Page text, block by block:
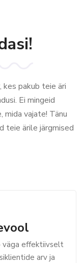
pakub teie äri
Ei mingeid
mida vajate! Tänu
teie ärile järgmised
effektiivselt
arv ja